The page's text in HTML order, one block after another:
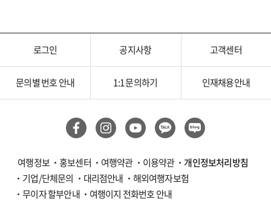
로그인 공지사항 고객센터
문의별 번호 안내 1:1 문의하기 인재채용안내
여행정보 홍보센터 여행약관 이용약관
개인정보처리방침
기업/단체문의
대리점안내
해외여행자보험
무이자 할부안내
여행이지 전화번호 안내